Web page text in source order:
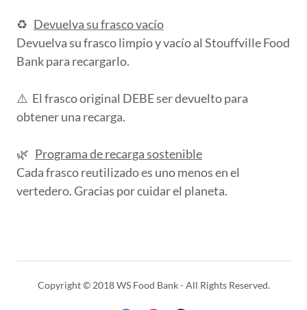
♻️ Devuelva su frasco vacío
Devuelva su frasco limpio y vacío al Stouffville Food
Bank para recargarlo.
⚠️ El frasco original DEBE ser devuelto para
obtener una recarga.
🌿 Programa de recarga sostenible
Cada frasco reutilizado es uno menos en el
vertedero. Gracias por cuidar el planeta.
Copyright © 2018 WS Food Bank - All Rights Reserved.